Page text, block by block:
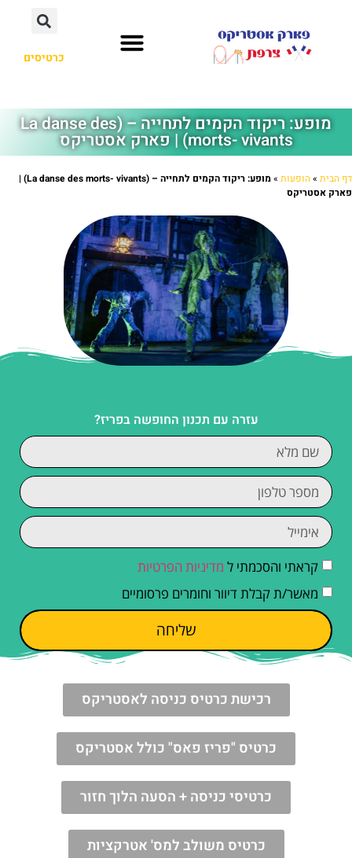
כרטיסים
מופע: ריקוד הקמים לתחייה – (La danse des
morts- vivants) | פארק אסטריקס
דף הבית »הופעות »
מופע: ריקוד הקמים לתחייה – (La danse des morts- vivants) |
פארק אסטריקס
עזרה עם תכנון החופשה בפריז?
קראתי והסכמתי ל מדיניות הפרטיות
מאשר/ת קבלת דיוור וחומרים פרסומיים
שליחה
רכישת כרטיס כניסה לאסטריקס
כרטיס "פריז פאס" כולל אסטריקס
כרטיסי כניסה + הסעה הלוך חזור
כרטיס משולב למס' אטרקציות